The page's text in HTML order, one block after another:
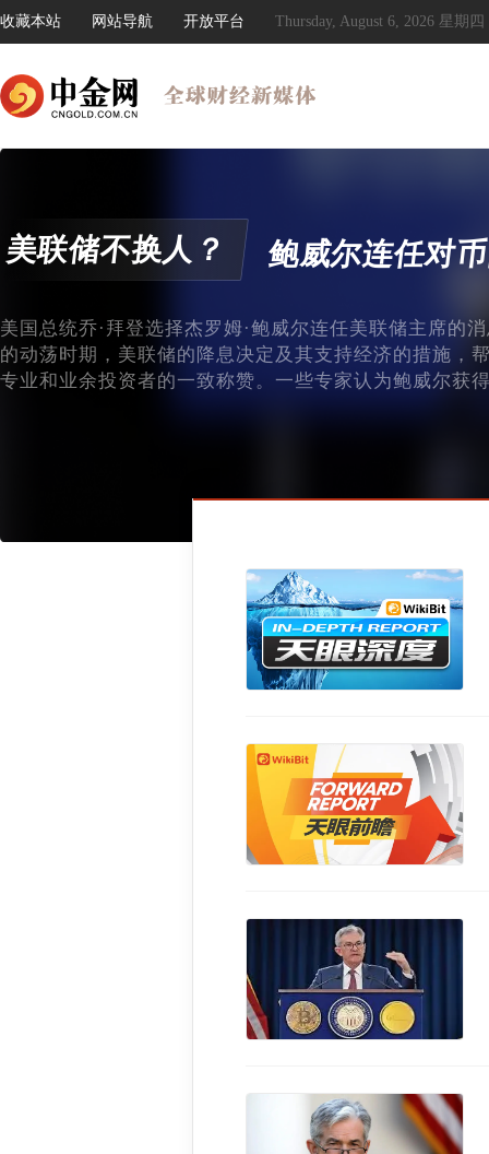
收藏本站 网站导航 开放平台 Thursday, August 6, 2026 星期四
美联储不换人？ 鲍威尔连任对
美国总统乔·拜登选择杰罗姆·鲍威尔连任美联储主席的
的动荡时期，美联储的降息决定及其支持经济的措施，
专业和业余投资者的一致称赞。一些专家认为鲍威尔获